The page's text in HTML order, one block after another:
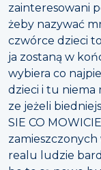
zainteresowani
żeby nazywać
czwórce dzieci
ja zostaną w
wybiera co
dzieci i tu niema
ze jeżeli
SIE CO
zamieszczonych
realu ludzie